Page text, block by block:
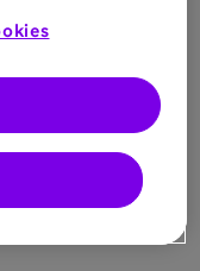
respuesta
y puede durar